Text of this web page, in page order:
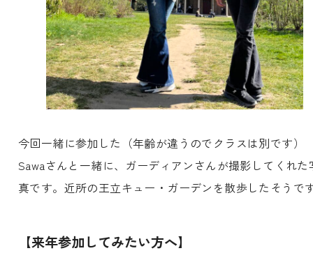
今回一緒に参加した（年齢が違うのでクラスは別です）
Sawaさんと一緒に、ガーディアンさんが撮影してくれた
真です。近所の王立キュー・ガーデンを散歩したそうで
【来年参加してみたい方へ】